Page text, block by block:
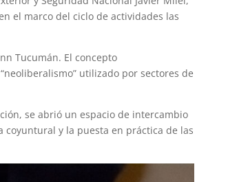
el marco del ciclo de actividades las
Tucumán. El concepto
utilizado por sectores de
se abrió un espacio de intercambio
y la puesta en práctica de las